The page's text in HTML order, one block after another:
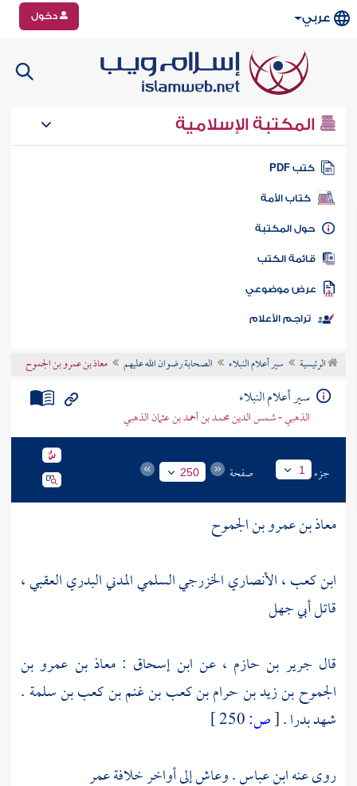
عربي دخول
المكتبة الإسلامية
كتب PDF
كتاب الأمة
المكتبة
الكتب
موضوعي
تراجم الأعلام
الرئيسية سير أعلام النبلاء الصحابة رضوان الله عليهم معاذ بن عمرو بن الجموح
سير أعلام النبلاء
الذهبي - شمس الدين محمد بن أحمد بن عثمان الذهبي
جزء 1 صفحة 250
معاذ بن عمرو بن الجموح
ابن كعب ، الأنصاري الخزرجي السلمي المدني البدري العقبي ،
قاتلأبي جهل
قال جرير بن حازم ، عن ابن إسحاق :معاذ بن عمرو بن
الجموح بن زيد بن حرام بن كعب بن غنم بن كعب بن سلمة .
شهدبدرا.
[ص:
روى عنهابن عباس. وعاش إلى أواخر خلافةعمر